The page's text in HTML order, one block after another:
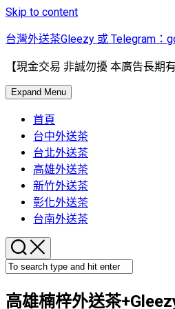
Skip to content
台灣外送茶Gleezy 或 Telegram：
【現金交易 非誠勿擾 本廣告長期
Expand Menu
首頁
台中外送茶
台北外送茶
高雄外送茶
新竹外送茶
彰化外送茶
台南外送茶
高雄楠梓外送茶